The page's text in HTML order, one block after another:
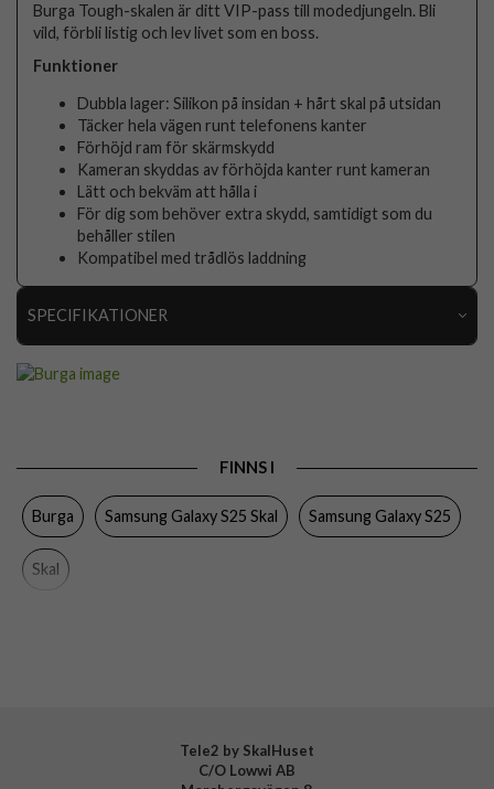
Burga Tough-skalen är ditt VIP-pass till modedjungeln. Bli
vild, förbli listig och lev livet som en boss.
Funktioner
Dubbla lager: Silikon på insidan + hårt skal på utsidan
Täcker hela vägen runt telefonens kanter
Förhöjd ram för skärmskydd
Kameran skyddas av förhöjda kanter runt kameran
Lätt och bekväm att hålla i
För dig som behöver extra skydd, samtidigt som du
behåller stilen
Kompatibel med trådlös laddning
SPECIFIKATIONER
Material Hårdplast (PC), Mjukplast (TPU)
Varumärke
FINNS I
Burga Samsung Galaxy S25 Skal Samsung Galaxy S25
Skal
Tele2 by SkalHuset
C/O Lowwi AB